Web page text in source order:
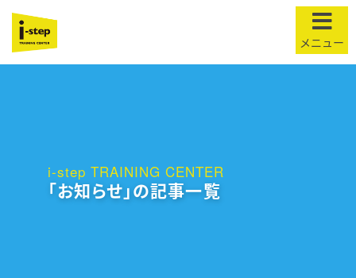
t
o
i-step TRAINING CENTER
「お知らせ」の記事一覧